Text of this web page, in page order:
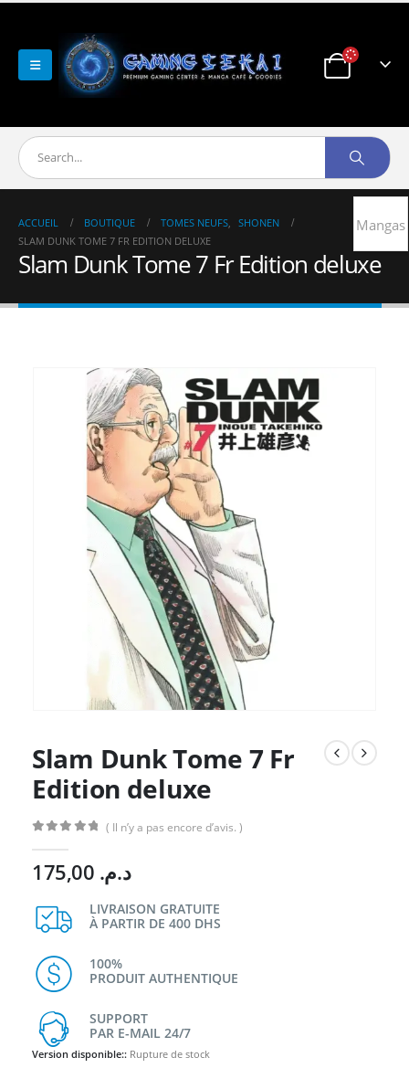
ACCUEIL BOUTIQUE TOMES NEUFS
SHONEN
SLAM DUNK TOME 7 FR EDITION DELUXE
Slam Dunk Tome 7 Fr Edition deluxe
Slam Dunk Tome 7 Fr
Edition deluxe
( Il n’y a pas encore d’avis. )
د.م.
LIVRAISON GRATUITE
À PARTIR DE 400 DHS
100%
PRODUIT AUTHENTIQUE
SUPPORT
PAR E-MAIL 24/7
Version disponible:: Rupture de stock
Mangas